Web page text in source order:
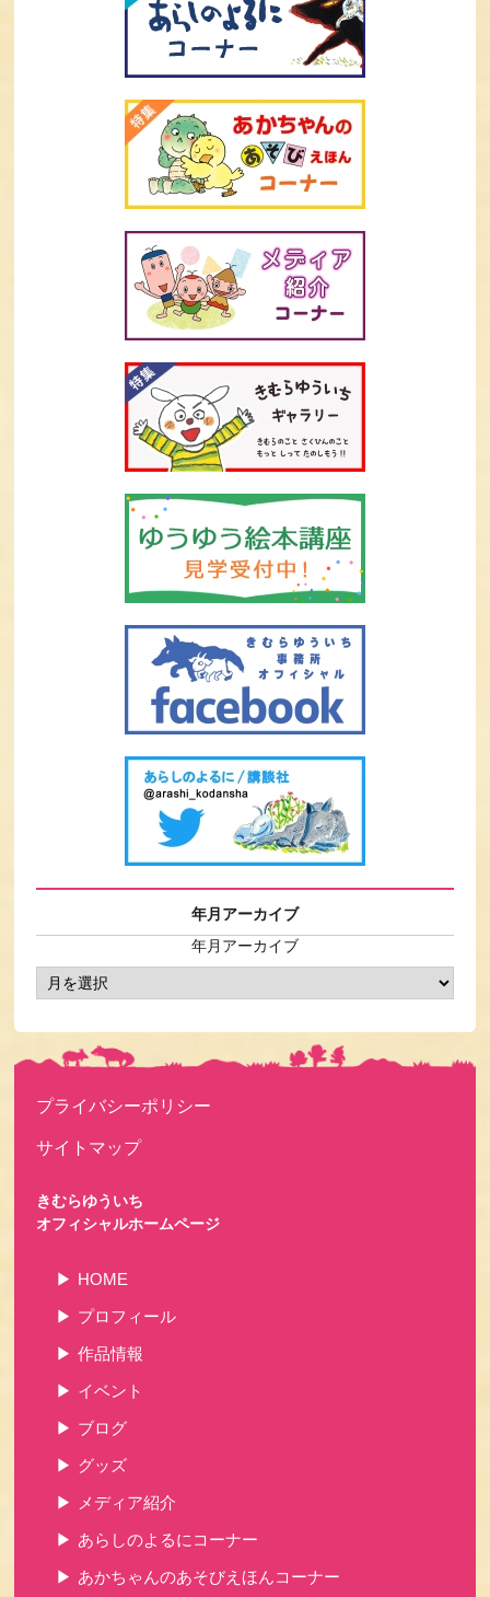
年月アーカイブ
年月アーカイブ
プライバシーポリシー
サイトマップ
きむらゆういち
オフィシャルホームページ
HOME
プロフィール
作品情報
イベント
ブログ
グッズ
メディア紹介
あらしのよるにコーナー
あかちゃんのあそびえほんコーナー